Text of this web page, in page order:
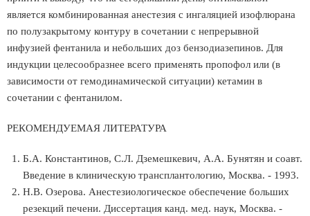
является комбинированная анестезия с ингаляцией изофлюрана
по полузакрытому контуру в сочетании с непрерывной
инфузией фентанила и небольших доз бензодиазепинов. Для
индукции целесообразнее всего применять пропофол или (в
зависимости от гемодинамической ситуации) кетамин в
сочетании с фентанилом.
РЕКОМЕНДУЕМАЯ ЛИТЕРАТУРА
Б.А. Константинов, С.Л. Дземешкевич, А.А. Бунятян и соавт.
Введение в клиническую трансплантологию, Москва. - 1993.
Н.В. Озерова. Анестезиологическое обеспечение больших
резекций печени. Диссертация канд. мед. наук, Москва. -